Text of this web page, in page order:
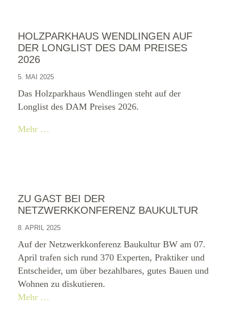
HOLZPARKHAUS WENDLINGEN AUF
DER LONGLIST DES DAM PREISES
2026
5. MAI 2025
Das Holzparkhaus Wendlingen steht auf der
Longlist des DAM Preises 2026.
Mehr …
ZU GAST BEI DER
NETZWERKKONFERENZ BAUKULTUR
8. APRIL 2025
Auf der Netzwerkkonferenz Baukultur BW am 07.
April trafen sich rund 370 Experten, Praktiker und
Entscheider, um über bezahlbares, gutes Bauen und
Wohnen zu diskutieren.
Mehr …